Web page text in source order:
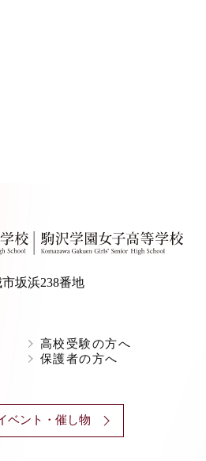
坂浜238番地
高校受験の方へ
保護者の方へ
ベント・催し物